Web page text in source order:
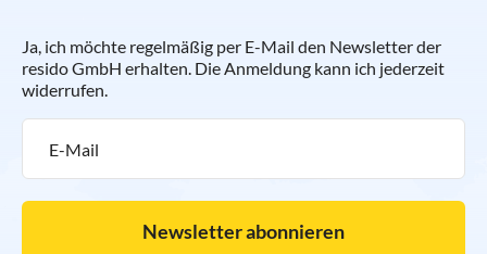
Ja, ich möchte regelmäßig per E-Mail den Newsletter der
resido GmbH erhalten. Die Anmeldung kann ich jederzeit
widerrufen.
Newsletter abonnieren